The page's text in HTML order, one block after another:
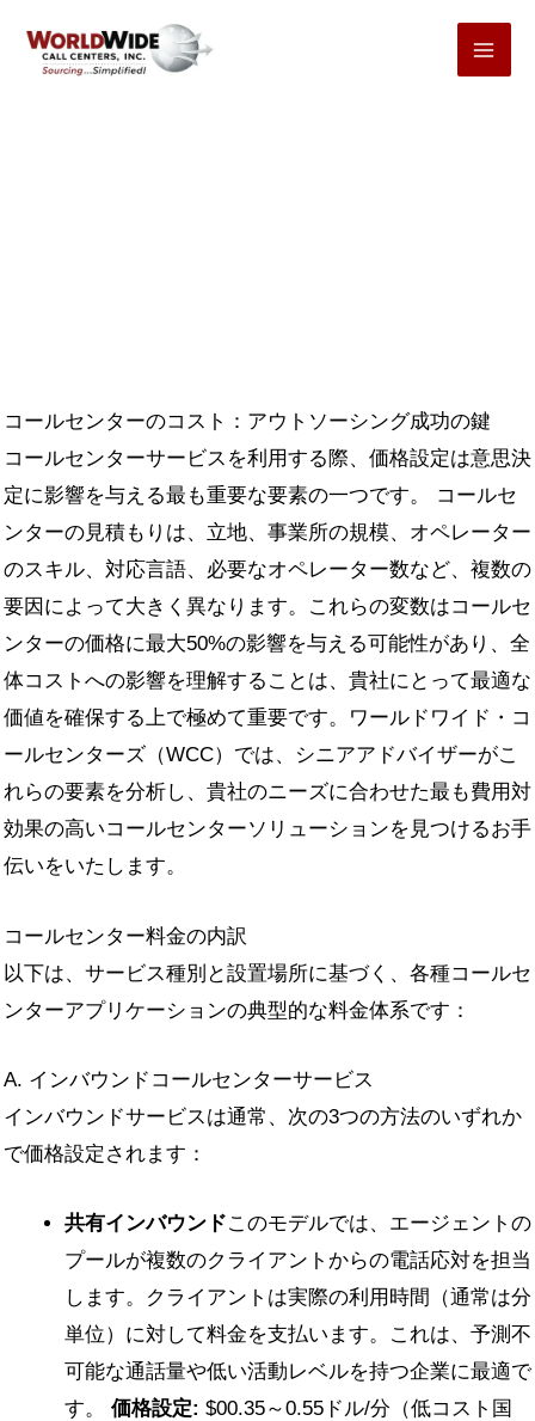
コールセンターのコスト：アウトソーシング成功の鍵
コールセンターサービスを利用する際、価格設定は意思決
定に影響を与える最も重要な要素の一つです。 コールセ
ンターの見積もりは、立地、事業所の規模、オペレーター
のスキル、対応言語、必要なオペレーター数など、複数の
要因によって大きく異なります。これらの変数はコールセ
ンターの価格に最大50%の影響を与える可能性があり、全
体コストへの影響を理解することは、貴社にとって最適な
価値を確保する上で極めて重要です。ワールドワイド・コ
ールセンターズ（WCC）では、シニアアドバイザーがこ
れらの要素を分析し、貴社のニーズに合わせた最も費用対
効果の高いコールセンターソリューションを見つけるお手
伝いをいたします。
コールセンター料金の内訳
以下は、サービス種別と設置場所に基づく、各種コールセ
ンターアプリケーションの典型的な料金体系です：
A. インバウンドコールセンターサービス
インバウンドサービスは通常、次の3つの方法のいずれか
で価格設定されます：
共有インバウンドこのモデルでは、エージェントの
プールが複数のクライアントからの電話応対を担当
します。クライアントは実際の利用時間（通常は分
単位）に対して料金を支払います。これは、予測不
可能な通話量や低い活動レベルを持つ企業に最適で
す。 価格設定: $00.35～0.55ドル/分（低コスト国